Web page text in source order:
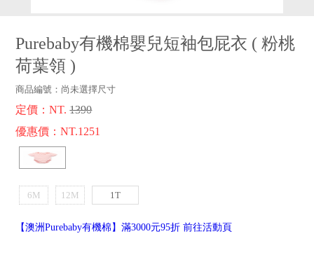
客服專區
Purebaby有機棉嬰兒短袖包屁衣 (粉桃
荷葉領 )
商品編號： 尚未選擇尺寸
定價：NT.1390
優惠價：NT.1251
6M 12M 1T
【澳洲Purebaby有機棉】滿3000元95折 前往活動頁